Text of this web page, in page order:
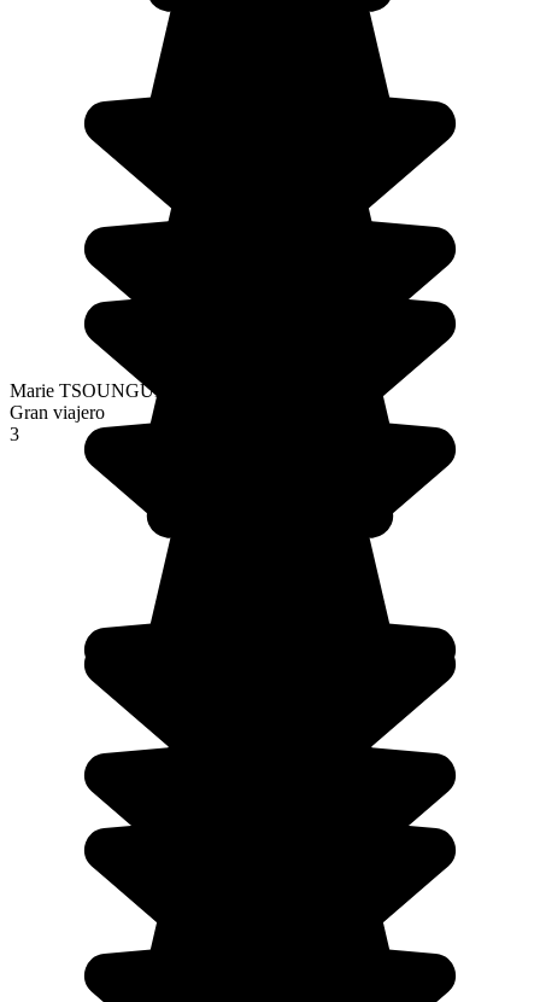
Marie TSOUNGUI
Gran viajero
3